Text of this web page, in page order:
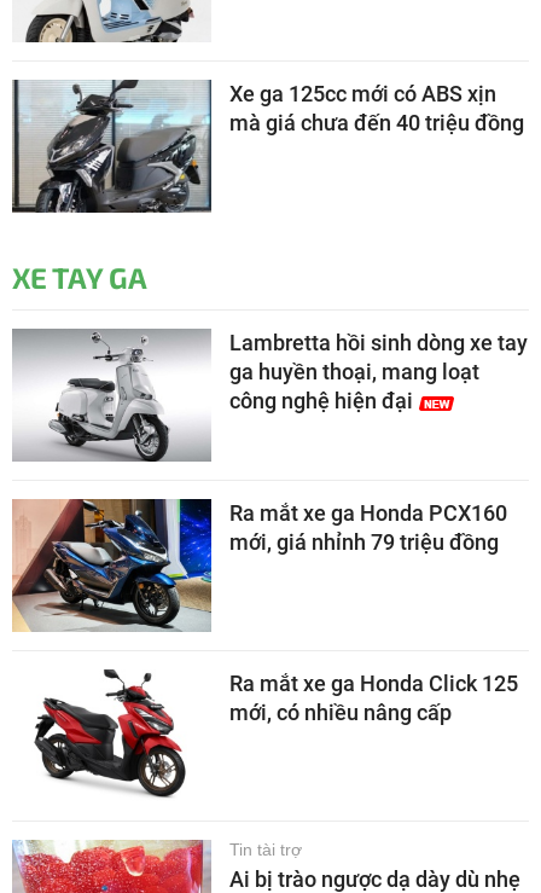
Xe ga 125cc mới có ABS xịn
mà giá chưa đến 40 triệu đồng
XE TAY GA
Lambretta hồi sinh dòng xe tay
ga huyền thoại, mang loạt
công nghệ hiện đại
Ra mắt xe ga Honda PCX160
mới, giá nhỉnh 79 triệu đồng
Ra mắt xe ga Honda Click 125
mới, có nhiều nâng cấp
Tin tài trợ
Ai bị trào ngược dạ dày dù nhẹ